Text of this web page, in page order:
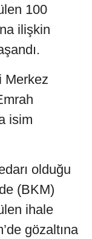
100
ilişkin
Merkez
isim
olduğu
(BKM)
ihale
gözaltına